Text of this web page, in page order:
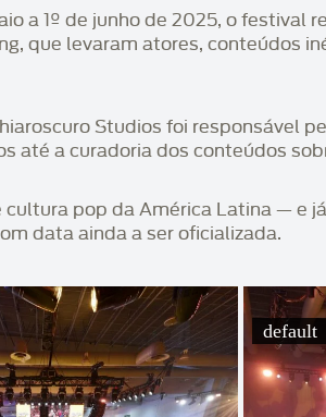
a 1º de junho de 2025, o festival
que levaram atores, conteúdos
Studios foi responsável
até a curadoria dos conteúdos
pop da América Latina — e
data ainda a ser oficializada.
default